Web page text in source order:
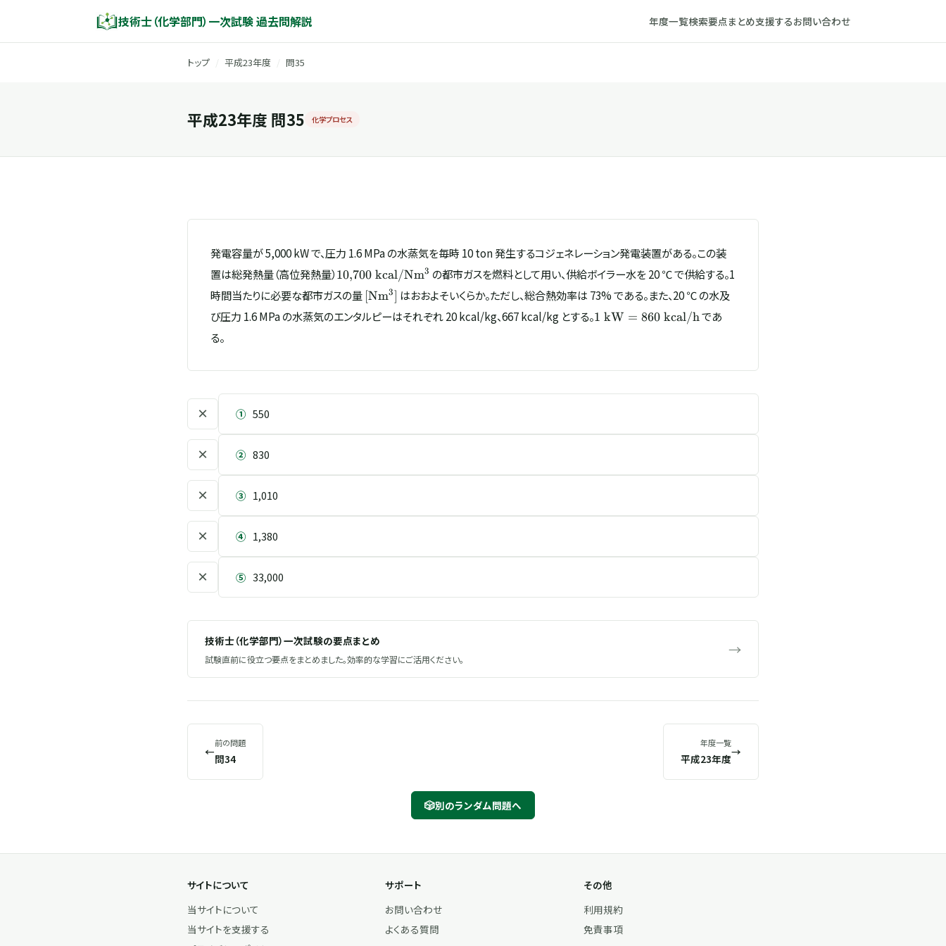
技術士（化学部門）一次試験 過去問解説 年度一覧検索要点まとめ支援するお問い合わせ
トップ 平成23年度 問35
平成23年度 問35 化学プロセス
発電容量が 5,000 kW で、圧力 1.6 MPa の水蒸気を毎時 10 ton 発生するコジェネレーション発電装置がある。この装
置は総発熱量（高位発熱量）10{,}700\
\mathrm{kcal/Nm^{3}}
10,700 kcal/Nm3 の都市ガスを燃料として用い、供給ボイラー水を 20 ℃ で供給する。1
時間当たりに必要な都市ガスの量 [\mathrm{Nm^{3}}]
[Nm3] はおおよそいくらか。ただし、総合熱効率は 73% である。また、20 ℃ の水及
び圧力 1.6 MPa の水蒸気のエンタルピーはそれぞれ 20 kcal/kg、667 kcal/kg とする。1\
\mathrm{kW} =
1 kW = 860 kcal/hであ
る。
× ① 550
× ② 830
× ③ 1,010
× ④ 1,380
× ⑤ 33,000
技術士（化学部門）一次試験の要点まとめ
試験直前に役立つ要点をまとめました。効率的な学習にご活用ください。
→
←
前の問題
問34
年度一覧
平成23年度
→
🎲別のランダム問題へ
サイトについて
当サイトについて
当サイトを支援する
サポート
お問い合わせ
よくある質問
その他
利用規約
免責事項